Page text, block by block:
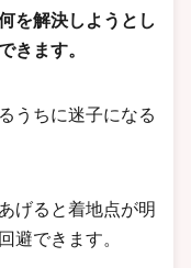
を解決しようとし
きます。
うちに迷子になる
げると着地点が明
避できます。